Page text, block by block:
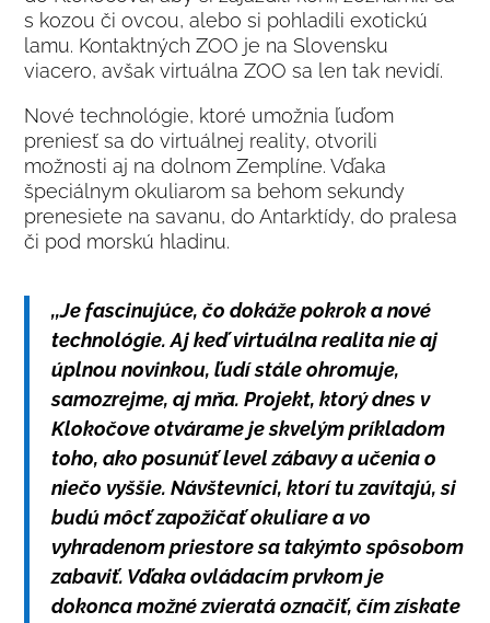
s kozou či ovcou, alebo si pohladili exotickú
lamu. Kontaktných ZOO je na Slovensku
viacero, avšak virtuálna ZOO sa len tak nevidí.
Nové technológie, ktoré umožnia ľuďom
preniesť sa do virtuálnej reality, otvorili
možnosti aj na dolnom Zemplíne. Vďaka
špeciálnym okuliarom sa behom sekundy
prenesiete na savanu, do Antarktídy, do pralesa
či pod morskú hladinu.
,,Je fascinujúce, čo dokáže pokrok a nové
technológie. Aj keď virtuálna realita nie aj
úplnou novinkou, ľudí stále ohromuje,
samozrejme, aj mňa. Projekt, ktorý dnes v
Klokočove otvárame je skvelým príkladom
toho, ako posunúť level zábavy a učenia o
niečo vyššie. Návštevníci, ktorí tu zavítajú, si
budú môcť zapožičať okuliare a vo
vyhradenom priestore sa takýmto spôsobom
zabaviť. Vďaka ovládacím prvkom je
dokonca možné zvieratá označiť, čím získate